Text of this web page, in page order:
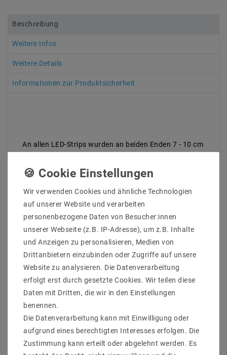
Beschreibung
Weitere Infos
Weitere Details
Informationen zur Produktsicherheit
An allen LED-Strips wurden an beiden Enden 7 - 10 cm
können. Aus diesem Grund ist in der Lieferung kein
Netzteil enthalten, da hierfür das genaue Maß sowie
passenden Netzteils ermittelt werden muss.
Lichtfarb : Kaltweiß (6000k)
Anzahl der LEDs pro Meter : 60
Lumen / LED : 8
Länge (Meter) : 5
Gesamtlichtstrom bis : 2400
Betriebstemperatur (C°) : -20ºC - 50ºC
Arbeitsspannung (Volt) : 12
Arbeitsstrom / Meter max bis (mA) : 400
Wir verwenden Cookies und ähnliche Technologien
auf unserer Website und verarbeiten
personenbezogene Daten von Besucher:innen
unserer Webseite (z.B. IP-Adresse), um z.B. Inhalte
und Anzeigen zu personalisieren, Medien von
Drittanbietern einzubinden oder Zugriffe auf unsere
Website zu analysieren. Die Datenverarbeitung
erfolgt erst durch gesetzte Cookies. Wir teilen diese
Daten mit Dritten, die wir in den Einstellungen
benennen.
Die Datenverarbeitung kann mit Einwilligung oder
aufgrund eines berechtigten Interesses erfolgen. Die
Zustimmung kann erteilt oder abgelehnt werden. Es